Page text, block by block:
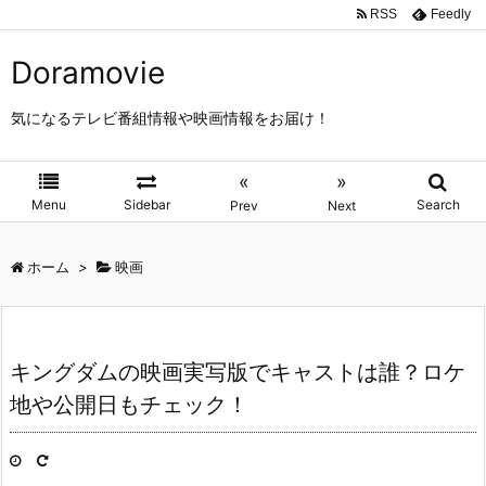
Doramovie
気になるテレビ番組情報や映画情報をお届け！
Menu Sidebar
«
Prev
»
Next Search
RSS Feedly
ホーム > 映画
キングダムの映画実写版でキャストは誰？ロケ
地や公開日もチェック！